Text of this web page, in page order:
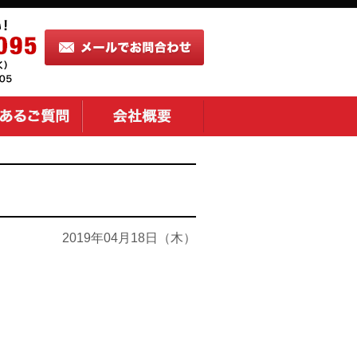
2019年04月18日（木）